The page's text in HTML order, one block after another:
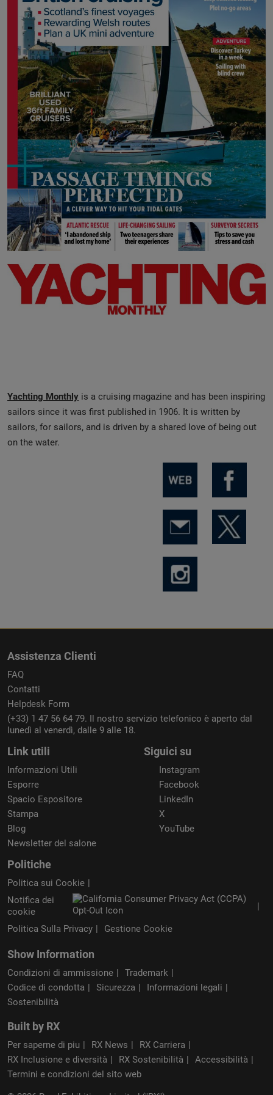
Yachting Monthly is a cruising magazine and has been inspiring
sailors since it was first published in 1906. It is written by
sailors, for sailors, and is driven by a shared love of being out
on the water.
Assistenza Clienti
FAQ
Contatti
Helpdesk Form
(+33) 1 47 56 64 79. Il nostro servizio telefonico è aperto dal
lunedì al venerdì, dalle 9 alle 18.
Link utili
Informazioni Utili
Esporre
Spacio Espositore
Stampa
Blog
Newsletter del salone
Siguici su
Instagram
Facebook
LinkedIn
X
YouTube
Politiche
Politica sui Cookie
Notifica dei
cookie
Politica Sulla Privacy
Gestione Cookie
Show Information
Condizioni di ammissione
Trademark
Codice di condotta
Sicurezza
Informazioni legali
Sostenibilità
Built by RX
Per saperne di piu RX News
RX Carriera
RX Inclusione e diversità
RX Sostenibilità
Accessibilità
Termini e condizioni del sito web